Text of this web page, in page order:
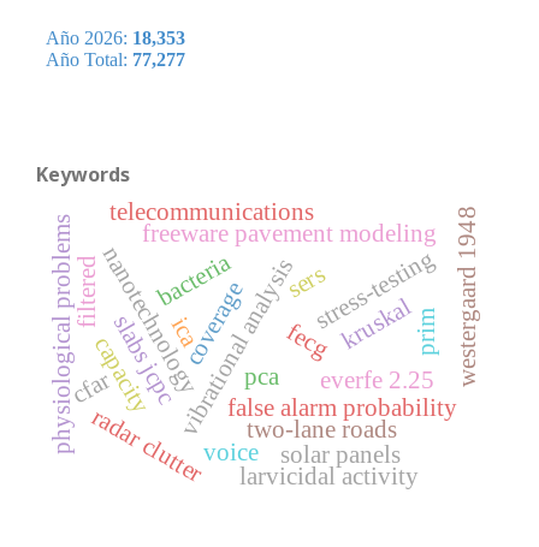
Keywords
vibrational analysis
everfe 2.25
false alarm probability
sers
bacteria
nanotechnology fecg
ica
pca
stress-testing
two-lane roads
slabs jcpc
radar clutter
freeware pavement modeling westergaard 1948
capacity
coverage kruskalprim
physiological problems voice
cfar
telecommunications
filtered
larvicidal activity
solar panels